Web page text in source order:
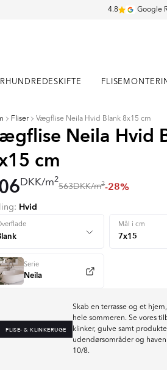
4.8 Google
Fliser Vægflise Neila Hvid Blank 8x15 cm
Neila Hvid
cm
DKK/m2
563DKK/m2-28%
Hvid
Mål i cm
Serie
Neila
FLISE- & KLINKERUGE
Skab en terrasse og et
hele sommeren. Se vores
klinker, gulve samt
udendørsområder og
10/8.